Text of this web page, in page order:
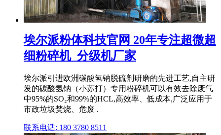
埃尔派粉体科技官网 20年专注超微超
细粉碎机_分级机厂家
埃尔派引进欧洲碳酸氢钠脱硫剂研磨的先进工艺,自主研
发的碳酸氢钠（小苏打）专用粉碎机可以有效去除废气
中95%的SO₂和99%的HCL,高效率、低成本,广泛应用于
市政垃圾焚烧、危废 .
联系电话: 180 3780 8511